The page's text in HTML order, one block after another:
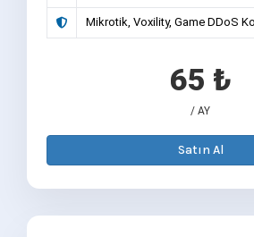
Mikrotik, Voxility, Game DDoS
65 ₺
/ AY
Satın Al